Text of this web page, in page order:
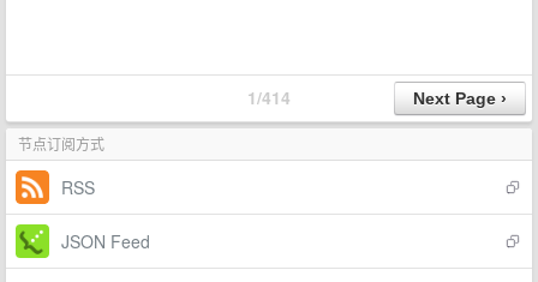
1/414
节点订阅方式
RSS
JSON Feed